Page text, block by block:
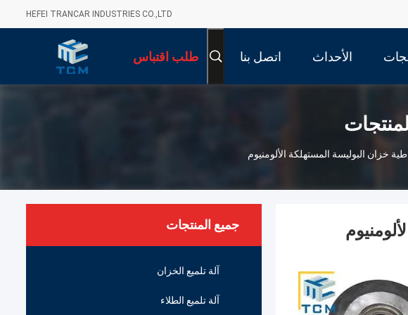
HEFEI TRANCAR INDUSTRIES CO.,LTD
الأحداث اتصل بنا طلب اقتباس
خزان البوليسة المستهلكة الألومنيوم
جميع المنتجات
آلة تلميع الخزان
آلة تلميع الطلاء